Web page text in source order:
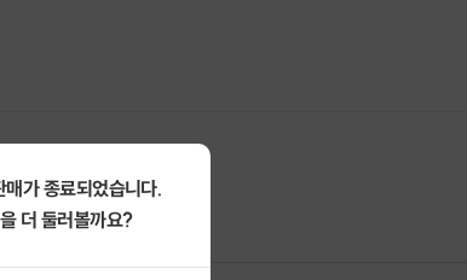
매가 종료되었습니다.
더 둘러볼까요?